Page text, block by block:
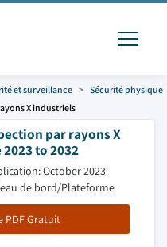
et surveillance
Sécurité physique
X industriels
par rayons X
to 2032
October 2023
de bord/Plateforme
PDF Gratuit